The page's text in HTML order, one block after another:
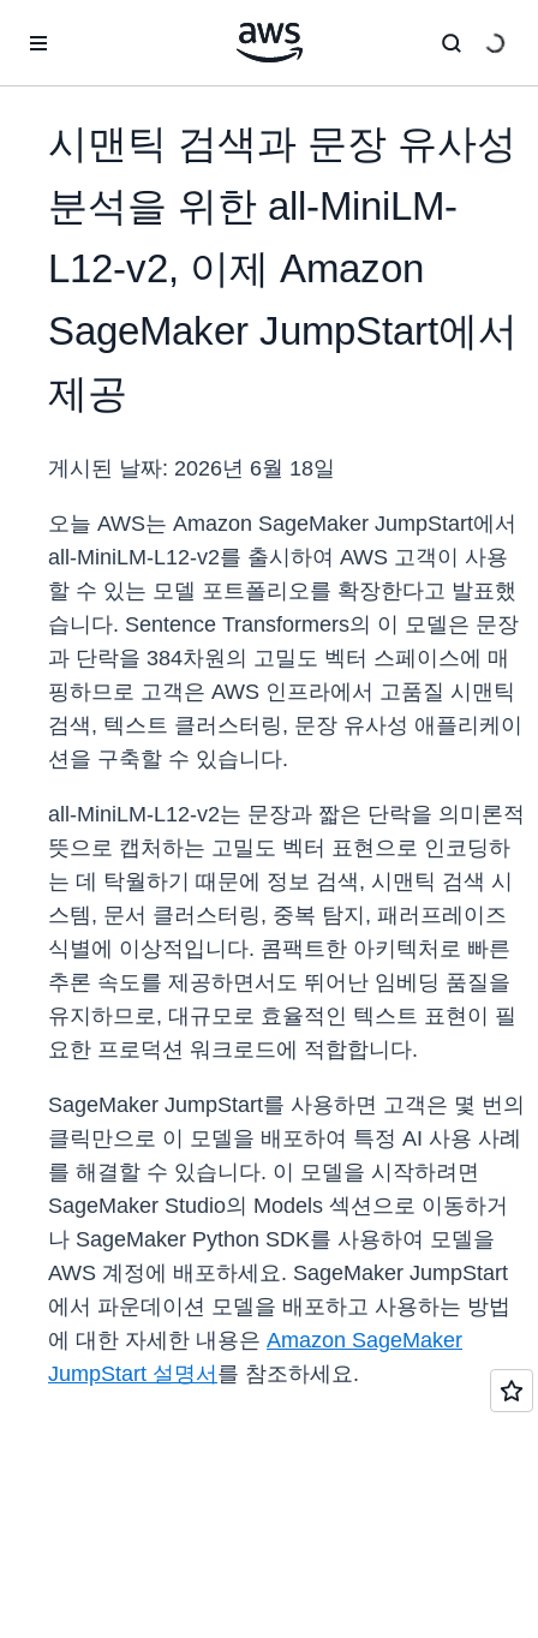
시맨틱 검색과 문장 유사성
분석을 위한 all-MiniLM-
L12-v2, 이제 Amazon
SageMaker JumpStart에서
제공
게시된 날짜: 2026년 6월 18일
오늘 AWS는 Amazon SageMaker JumpStart에서
all-MiniLM-L12-v2를 출시하여 AWS 고객이 사용
할 수 있는 모델 포트폴리오를 확장한다고 발표했
습니다. Sentence Transformers의 이 모델은 문장
과 단락을 384차원의 고밀도 벡터 스페이스에 매
핑하므로 고객은 AWS 인프라에서 고품질 시맨틱
검색, 텍스트 클러스터링, 문장 유사성 애플리케이
션을 구축할 수 있습니다.
all-MiniLM-L12-v2는 문장과 짧은 단락을 의미론적
뜻으로 캡처하는 고밀도 벡터 표현으로 인코딩하
는 데 탁월하기 때문에 정보 검색, 시맨틱 검색 시
스템, 문서 클러스터링, 중복 탐지, 패러프레이즈
식별에 이상적입니다. 콤팩트한 아키텍처로 빠른
추론 속도를 제공하면서도 뛰어난 임베딩 품질을
유지하므로, 대규모로 효율적인 텍스트 표현이 필
요한 프로덕션 워크로드에 적합합니다.
SageMaker JumpStart를 사용하면 고객은 몇 번의
클릭만으로 이 모델을 배포하여 특정 AI 사용 사례
를 해결할 수 있습니다. 이 모델을 시작하려면
SageMaker Studio의 Models 섹션으로 이동하거
나 SageMaker Python SDK를 사용하여 모델을
AWS 계정에 배포하세요. SageMaker JumpStart
에서 파운데이션 모델을 배포하고 사용하는 방법
에 대한 자세한 내용은 Amazon SageMaker
JumpStart 설명서 를 참조하세요.